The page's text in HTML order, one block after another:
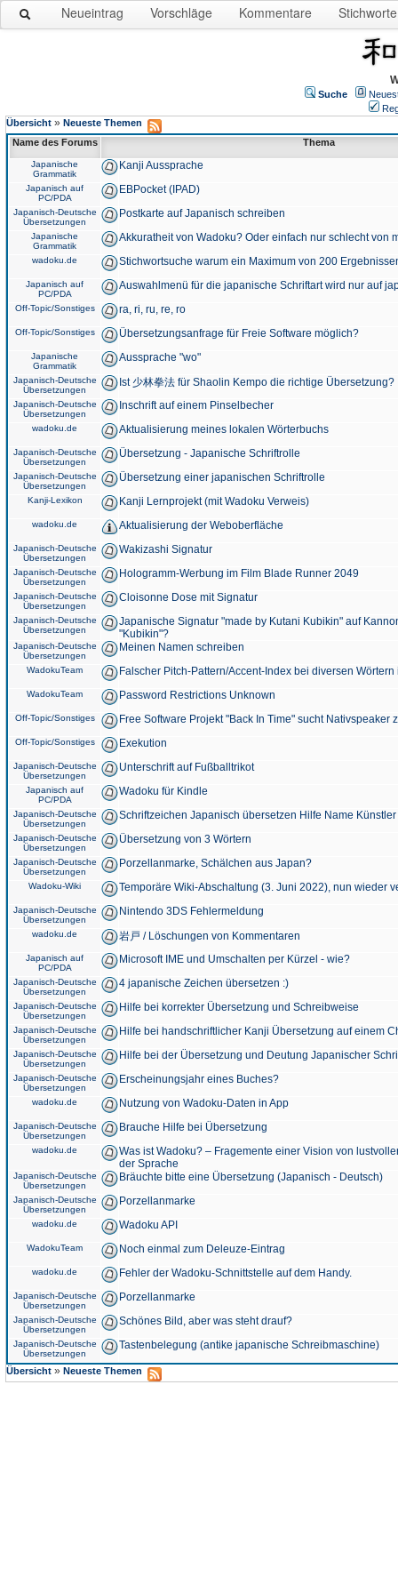
Neueintrag Vorschläge Kommentare Stichworte
Suche
Übersicht » Neueste Themen
Name des Forums
Thema
Japanische
Grammatik
Kanji Aussprache
Japanisch auf
PC/PDA
EBPocket (IPAD)
Japanisch-Deutsche
Übersetzungen
Postkarte auf Japanisch schreiben
Japanische
Grammatik
Akkuratheit von Wadoku? Oder einfach nur schlecht von
wadoku.de Stichwortsuche warum ein Maximum von 200
Japanisch auf
PC/PDA
Auswahlmenü für die japanische Schriftart wird nur auf
Off-Topic/Sonstiges ra, ri, ru, re, ro
Off-Topic/Sonstiges Übersetzungsanfrage für Freie Software möglich?
Japanische
Grammatik
Aussprache "wo"
Japanisch-Deutsche
Übersetzungen
Ist 少林拳法 für Shaolin Kempo die richtige Übersetzung?
Japanisch-Deutsche
Übersetzungen
Inschrift auf einem Pinselbecher
wadoku.de Aktualisierung meines lokalen Wörterbuchs
Japanisch-Deutsche
Übersetzungen
Übersetzung - Japanische Schriftrolle
Japanisch-Deutsche
Übersetzungen
Übersetzung einer japanischen Schriftrolle
Kanji-Lexikon Kanji Lernprojekt (mit Wadoku Verweis)
wadoku.de Aktualisierung der Weboberfläche
Japanisch-Deutsche
Übersetzungen
Wakizashi Signatur
Japanisch-Deutsche
Übersetzungen
Hologramm-Werbung im Film Blade Runner 2049
Japanisch-Deutsche
Übersetzungen
Cloisonne Dose mit Signatur
Japanisch-Deutsche
Übersetzungen
Japanische Signatur "made by Kutani Kubikin" auf
"Kubikin"?
Japanisch-Deutsche
Übersetzungen
Meinen Namen schreiben
WadokuTeam Falscher Pitch-Pattern/Accent-Index bei diversen
WadokuTeam Password Restrictions Unknown
Off-Topic/Sonstiges Free Software Projekt "Back In Time" sucht Nativspeaker
Off-Topic/Sonstiges Exekution
Japanisch-Deutsche
Übersetzungen
Unterschrift auf Fußballtrikot
Japanisch auf
PC/PDA
Wadoku für Kindle
Japanisch-Deutsche
Übersetzungen
Schriftzeichen Japanisch übersetzen Hilfe Name
Japanisch-Deutsche
Übersetzungen
Übersetzung von 3 Wörtern
Japanisch-Deutsche
Übersetzungen
Porzellanmarke, Schälchen aus Japan?
Wadoku-Wiki Temporäre Wiki-Abschaltung (3. Juni 2022), nun wieder
Japanisch-Deutsche
Übersetzungen
Nintendo 3DS Fehlermeldung
wadoku.de 岩戸 / Löschungen von Kommentaren
Japanisch auf
PC/PDA
Microsoft IME und Umschalten per Kürzel - wie?
Japanisch-Deutsche
Übersetzungen
4 japanische Zeichen übersetzen :)
Japanisch-Deutsche
Übersetzungen
Hilfe bei korrekter Übersetzung und Schreibweise
Japanisch-Deutsche
Übersetzungen
Hilfe bei handschriftlicher Kanji Übersetzung auf einem
Japanisch-Deutsche
Übersetzungen
Hilfe bei der Übersetzung und Deutung Japanischer
Japanisch-Deutsche
Übersetzungen
Erscheinungsjahr eines Buches?
wadoku.de Nutzung von Wadoku-Daten in App
Japanisch-Deutsche
Übersetzungen
Brauche Hilfe bei Übersetzung
wadoku.de
Was ist Wadoku? – Fragemente einer Vision von
der Sprache
Japanisch-Deutsche
Übersetzungen
Bräuchte bitte eine Übersetzung (Japanisch - Deutsch)
Japanisch-Deutsche
Übersetzungen
Porzellanmarke
wadoku.de Wadoku API
WadokuTeam Noch einmal zum Deleuze-Eintrag
wadoku.de Fehler der Wadoku-Schnittstelle auf dem Handy.
Japanisch-Deutsche
Übersetzungen
Porzellanmarke
Japanisch-Deutsche
Übersetzungen
Schönes Bild, aber was steht drauf?
Japanisch-Deutsche
Übersetzungen
Tastenbelegung (antike japanische Schreibmaschine)
Übersicht » Neueste Themen